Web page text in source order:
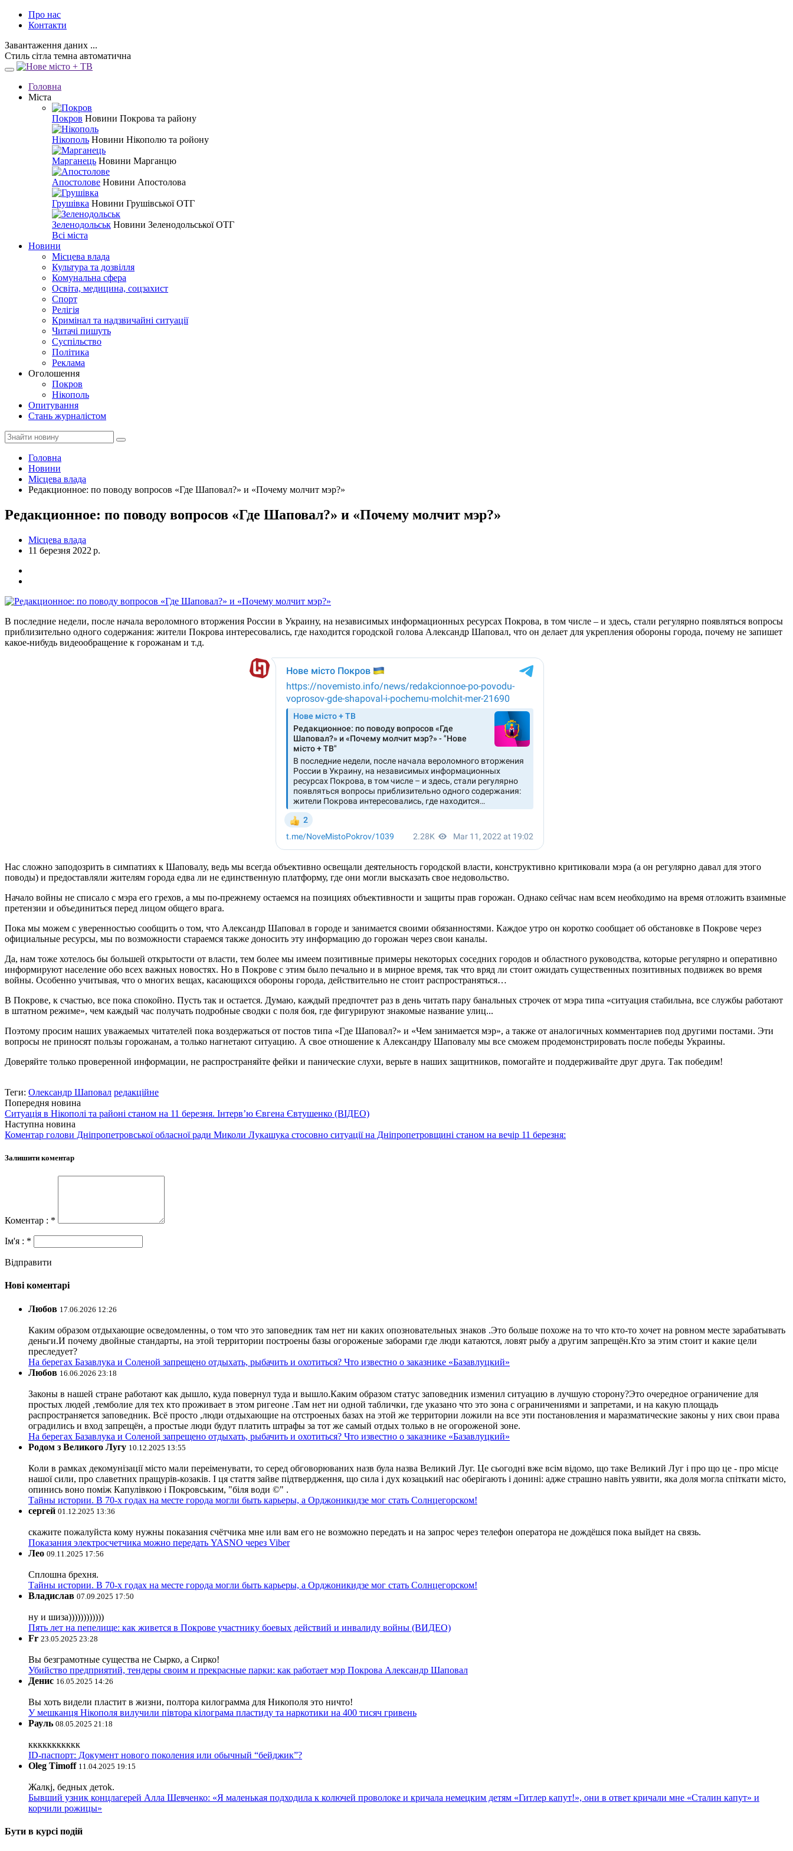
Про нас
Контакти
Завантаження даних ...
Стиль сітла темна автоматична
Головна
Міста
Покров Новини Покрова та району
Нікополь Новини Нікополю та ройону
Марганець Новини Марганцю
Апостолове Новини Апостолова
Грушівка Новини Грушівської ОТГ
Зеленодольськ Новини Зеленодольської ОТГ
Всі міста
Новини
Місцева влада
Культура та дозвілля
Комунальна сфера
Освіта, медицина, соцзахист
Спорт
Релігія
Кримінал та надзвичайні ситуації
Читачі пишуть
Суспільство
Політика
Реклама
Оголошення
Покров
Нікополь
Опитування
Стань журналістом
Головна
Новини
Місцева влада
Редакционное: по поводу вопросов «Где Шаповал?» и «Почему молчит мэр?»
Редакционное: по поводу вопросов «Где Шаповал?» и «Почему молчит мэр?»
Місцева влада
11 березня 2022 р.
В последние недели, после начала вероломного вторжения России в Украину, на независимых информационных ресурсах Покрова, в том числе – и здесь, стали регулярно появляться вопросы
приблизительно одного содержания: жители Покрова интересовались, где находится городской голова Александр Шаповал, что он делает для укрепления обороны города, почему не запишет
какое-нибудь видеообращение к горожанам и т.д.
Нас сложно заподозрить в симпатиях к Шаповалу, ведь мы всегда объективно освещали деятельность городской власти, конструктивно критиковали мэра (а он регулярно давал для этого
поводы) и предоставляли жителям города едва ли не единственную платформу, где они могли высказать свое недовольство.
Начало войны не списало с мэра его грехов, а мы по-прежнему остаемся на позициях объективности и защиты прав горожан. Однако сейчас нам всем необходимо на время отложить взаимные
претензии и объединиться перед лицом общего врага.
Пока мы можем с уверенностью сообщить о том, что Александр Шаповал в городе и занимается своими обязанностями. Каждое утро он коротко сообщает об обстановке в Покрове через
официальные ресурсы, мы по возможности стараемся также доносить эту информацию до горожан через свои каналы.
Да, нам тоже хотелось бы большей открытости от власти, тем более мы имеем позитивные примеры некоторых соседних городов и областного руководства, которые регулярно и оперативно
информируют население обо всех важных новостях. Но в Покрове с этим было печально и в мирное время, так что вряд ли стоит ожидать существенных позитивных подвижек во время
войны. Особенно учитывая, что о многих вещах, касающихся обороны города, действительно не стоит распространяться…
В Покрове, к счастью, все пока спокойно. Пусть так и остается. Думаю, каждый предпочтет раз в день читать пару банальных строчек от мэра типа «ситуация стабильна, все службы работают
в штатном режиме», чем каждый час получать подробные сводки с поля боя, где фигурируют знакомые название улиц...
Поэтому просим наших уважаемых читателей пока воздержаться от постов типа «Где Шаповал?» и «Чем занимается мэр», а также от аналогичных комментариев под другими постами. Эти
вопросы не приносят пользы горожанам, а только нагнетают ситуацию. А свое отношение к Александру Шаповалу мы все сможем продемонстрировать после победы Украины.
Доверяйте только проверенной информации, не распространяйте фейки и панические слухи, верьте в наших защитников, помогайте и поддерживайте друг друга. Так победим!
Теги: Олександр Шаповал редакційне
Попередня новина
Ситуація в Нікополі та районі станом на 11 березня. Інтерв’ю Євгена Євтушенко (ВІДЕО)
Наступна новина
Коментар голови Дніпропетровської обласної ради Миколи Лукашука стосовно ситуації на Дніпропетровщині станом на вечір 11 березня:
Залишити коментар
Коментар : *
Ім'я : *
Відправити
Нові коментарі
Любов 17.06.2026 12:26
Каким образом отдыхающие осведомленны, о том что это заповедник там нет ни каких опозновательных знаков .Это больше похоже на то что кто-то хочет на ровном месте зарабатывать
деньги.И почему двойные стандарты, на этой территории построены базы огороженые заборами где люди катаются, ловят рыбу а другим запрещён.Кто за этим стоит и какие цели
преследует?
На берегах Базавлука и Соленой запрещено отдыхать, рыбачить и охотиться? Что известно о заказнике «Базавлуцкий»
Любов 16.06.2026 23:18
Законы в нашей стране работают как дышло, куда повернул туда и вышло.Каким образом статус заповедник изменил ситуацию в лучшую сторону?Это очередное ограничение для
простых людей ,темболие для тех кто проживает в этом ригеоне .Там нет ни одной таблички, где указано что это зона с ограничениями и запретами, и на какую площадь
распространяется заповедник. Всё просто ,люди отдыхающие на отстроеных базах на этой же территории ложили на все эти постановления и маразматические законы у них свои права
оградились и вход запрещён, а простые люди будут платить штрафы за тот же самый отдых только в не огороженой зоне.
На берегах Базавлука и Соленой запрещено отдыхать, рыбачить и охотиться? Что известно о заказнике «Базавлуцкий»
Родом з Великого Лугу 10.12.2025 13:55
Коли в рамках декомунізації місто мали переіменувати, то серед обговорюваних назв була назва Великий Луг. Це сьогодні вже всім відомо, що таке Великий Луг і про що це - про місце
нашої сили, про славетних пращурів-козаків. І ця стаття зайве підтвердження, що сила і дух козацький нас оберігають і донині: адже страшно навіть уявити, яка доля могла спіткати місто,
опинись воно поміж Капулівкою і Покровським, "біля води ©" .
Тайны истории. В 70-х годах на месте города могли быть карьеры, а Орджоникидзе мог стать Солнцегорском!
сергей 01.12.2025 13:36
скажите пожалуйста кому нужны показания счётчика мне или вам его не возможно передать и на запрос через телефон оператора не дождёшся пока выйдет на связь.
Показания электросчетчика можно передать YASNO через Viber
Лео 09.11.2025 17:56
Сплошна брехня.
Тайны истории. В 70-х годах на месте города могли быть карьеры, а Орджоникидзе мог стать Солнцегорском!
Владислав 07.09.2025 17:50
ну и шиза))))))))))))
Пять лет на пепелище: как живется в Покрове участнику боевых действий и инвалиду войны (ВИДЕО)
Fr 23.05.2025 23:28
Вы безграмотные существа не Сырко, а Сирко!
Убийство предприятий, тендеры своим и прекрасные парки: как работает мэр Покрова Александр Шаповал
Денис 16.05.2025 14:26
Вы хоть видели пластит в жизни, полтора килограмма для Никополя это ничто!
У мешканця Нікополя вилучили півтора кілограма пластиду та наркотики на 400 тисяч гривень
Рауль 08.05.2025 21:18
ккккккккккк
ID-паспорт: Документ нового поколения или обычный “бейджик”?
Oleg Timoff 11.04.2025 19:15
Жалкj, бедных детok.
Бывший узник концлагерей Алла Шевченко: «Я маленькая подходила к колючей проволоке и кричала немецким детям «Гитлер капут!», они в ответ кричали мне «Сталин капут» и
корчили рожицы»
Бути в курсі подій